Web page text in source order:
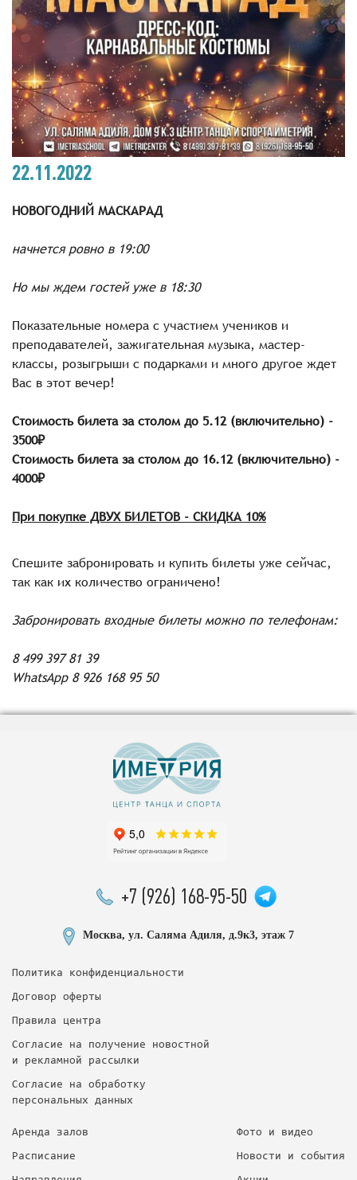
22.11.2022
НОВОГОДНИЙ МАСКАРАД
начнется ровно в 19:00
Но мы ждем гостей уже в 18:30
Показательные номера с участием учеников и
преподавателей, зажигательная музыка, мастер-
классы, розыгрыши с подарками и много другое ждет
Вас в этот вечер!
Стоимость билета за столом до 5.12 (включительно) -
3500₽
Стоимость билета за столом до 16.12 (включительно) -
4000₽
При покупке ДВУХ БИЛЕТОВ - СКИДКА 10%
Спешите забронировать и купить билеты уже сейчас,
так как их количество ограничено!
Забронировать входные билеты можно по телефонам:
8 499 397 81 39
WhatsApp 8 926 168 95 50
+7 (926) 168-95-50
Москва, ул. Саляма Адиля, д.9к3, этаж 7
Политика конфиденциальности
Договор оферты
Правила центра
Согласие на получение новостной
и рекламной рассылки
Согласие на обработку
персональных данных
Аренда залов
Расписание
Фото и видео
Новости и события